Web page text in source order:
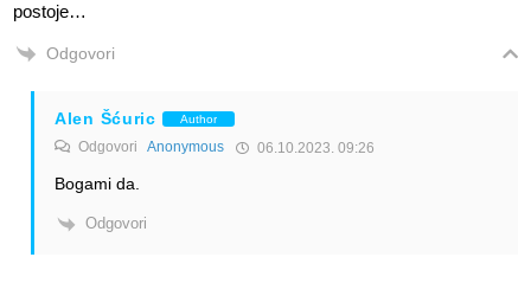
postoje…
Odgovori
Alen Šćuric Author
Odgovori Anonymous 06.10.2023. 09:26
Bogami da.
Odgovori